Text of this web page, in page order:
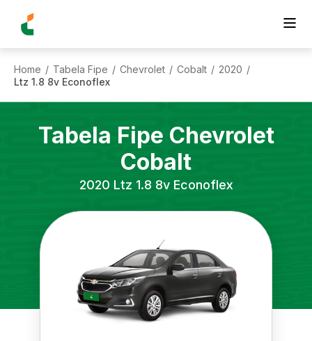
Home / Tabela Fipe / Chevrolet / Cobalt / 2020 /
Ltz 1.8 8v Econoflex
Tabela Fipe Chevrolet
Cobalt
2020 Ltz 1.8 8v Econoflex